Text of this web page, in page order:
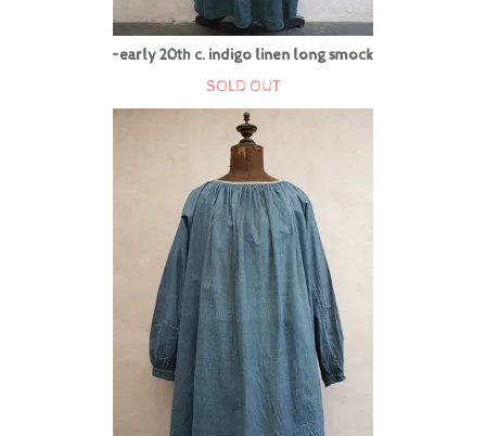
~early 20th c. indigo linen long smock
SOLD OUT